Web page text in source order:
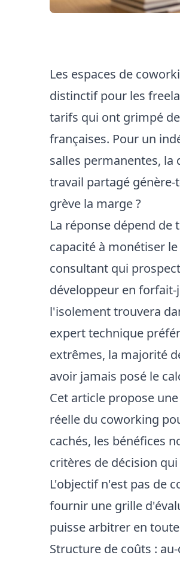
Les espaces de
distinctif pour les
tarifs qui ont grimpé
françaises. Pour un
salles permanentes, la
travail partagé
grève la marge ?
La réponse dépend
capacité à monétiser
consultant qui
développeur en
l'isolement trouvera
expert technique
extrêmes, la majorité
avoir jamais posé le
Cet article propose
réelle du coworking
cachés, les bénéfices
critères de décision
L'objectif n'est pas de
fournir une grille
puisse arbitrer en
Structure de coûts :